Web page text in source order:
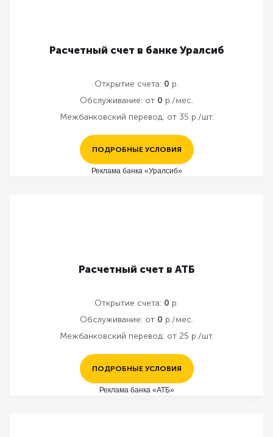
Расчетный счет в банке Уралсиб
Открытие счета: 0 р.
Обслуживание: от 0 р./мес.
Межбанковский перевод: от 35 р./шт.
ПОДРОБНЫЕ УСЛОВИЯ
Реклама банка «Уралсиб»
Расчетный счет в АТБ
Открытие счета: 0 р.
Обслуживание: от 0 р./мес.
Межбанковский перевод: от 25 р./шт.
ПОДРОБНЫЕ УСЛОВИЯ
Реклама банка «АТБ»